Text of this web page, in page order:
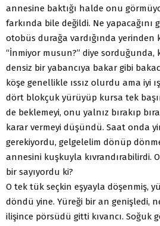
annesine baktığı halde onu
farkında bile değildi. Ne
otobüs durağa vardığında yerinden
“İnmiyor musun?” diye
densiz bir yabancıya bakar gibi
köşe genellikle ıssız olurdu ama iyi
dört blokçuk yürüyüp kursa tek
de beklemeyi, onu yalnız bırakıp
karar vermeyi düşündü. Saat onda
gerekiyordu, gelgelelim dönüp
annesini kuşkuyla kıvrandırabilirdi.
bir sayıyordu ki?
O tek tük seçkin eşyayla döşenmiş,
döndü yine. Yüreği bir an genişledi,
ilişince pörsüdü gitti kıvancı. Soğuk